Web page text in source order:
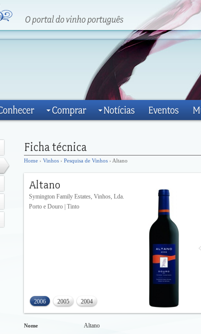
Home › Vinhos › Pesquisa de Vinhos › Altano
Symington Family Estates, Vinhos, Lda.
Porto e Douro | Tinto
2006 2005 2004
Nome Altano